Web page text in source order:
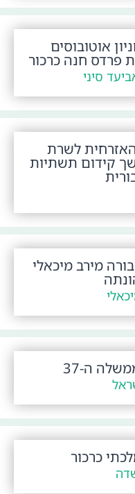
אוטובוסים
פרדס חנה כרכור
סיני
לשרת
קידום תשתיות
מירב מיכאלי
ה-37
כרכור